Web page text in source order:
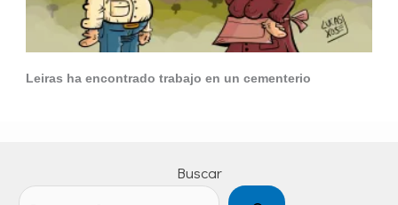
Leiras ha encontrado trabajo en un cementerio
Buscar